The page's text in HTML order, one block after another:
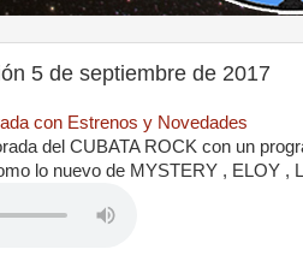
5 de septiembre de 2017
con Estrenos y Novedades
del CUBATA ROCK con un
lo nuevo de MYSTERY , ELOY ,